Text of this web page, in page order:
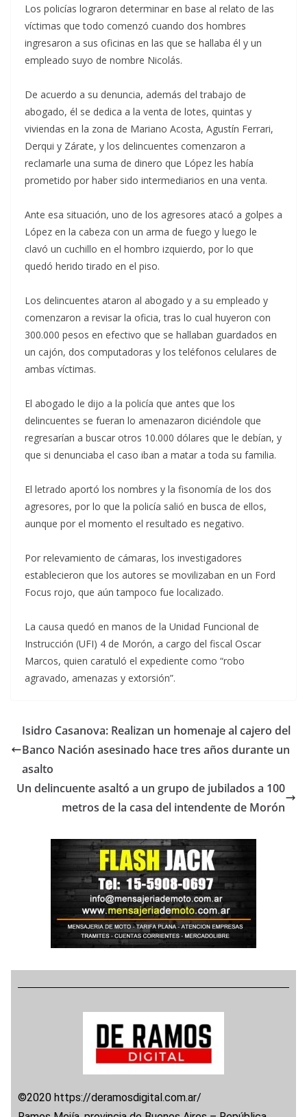
Los policías lograron determinar en base al relato de las
víctimas que todo comenzó cuando dos hombres
ingresaron a sus oficinas en las que se hallaba él y un
empleado suyo de nombre Nicolás.
De acuerdo a su denuncia, además del trabajo de
abogado, él se dedica a la venta de lotes, quintas y
viviendas en la zona de Mariano Acosta, Agustín Ferrari,
Derqui y Zárate, y los delincuentes comenzaron a
reclamarle una suma de dinero que López les había
prometido por haber sido intermediarios en una venta.
Ante esa situación, uno de los agresores atacó a golpes a
López en la cabeza con un arma de fuego y luego le
clavó un cuchillo en el hombro izquierdo, por lo que
quedó herido tirado en el piso.
Los delincuentes ataron al abogado y a su empleado y
comenzaron a revisar la oficia, tras lo cual huyeron con
300.000 pesos en efectivo que se hallaban guardados en
un cajón, dos computadoras y los teléfonos celulares de
ambas víctimas.
El abogado le dijo a la policía que antes que los
delincuentes se fueran lo amenazaron diciéndole que
regresarían a buscar otros 10.000 dólares que le debían, y
que si denunciaba el caso iban a matar a toda su familia.
El letrado aportó los nombres y la fisonomía de los dos
agresores, por lo que la policía salió en busca de ellos,
aunque por el momento el resultado es negativo.
Por relevamiento de cámaras, los investigadores
establecieron que los autores se movilizaban en un Ford
Focus rojo, que aún tampoco fue localizado.
La causa quedó en manos de la Unidad Funcional de
Instrucción (UFI) 4 de Morón, a cargo del fiscal Oscar
Marcos, quien caratuló el expediente como “robo
agravado, amenazas y extorsión”.
Isidro Casanova: Realizan un homenaje al cajero del
Banco Nación asesinado hace tres años durante un
asalto
Un delincuente asaltó a un grupo de jubilados a 100
metros de la casa del intendente de Morón
©2020 https://deramosdigital.com.ar/